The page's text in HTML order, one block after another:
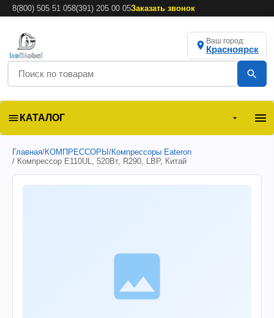
8(800) 505 51 058(391) 205 00 05Заказать звонок
Ваш город:
Красноярск
КАТАЛОГ
Главная/КОМПРЕССОРЫ /Компрессоры Eateron
/ Компрессор E110UL, 520Вт, R290, LBP, Китай